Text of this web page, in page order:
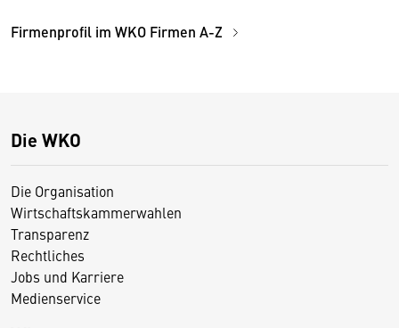
Firmenprofil im WKO Firmen A-Z
Die WKO
Die Organisation
Wirtschaftskammerwahlen
Transparenz
Rechtliches
Jobs und Karriere
Medienservice